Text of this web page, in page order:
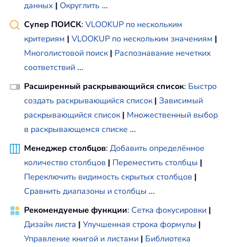
данных | Округлить ...
Супер ПОИСК: VLOOKUP по нескольким
критериям | VLOOKUP по нескольким значениям |
Многолистовой поиск | Распознавание нечетких
соответствий ...
Расширенный раскрывающийся список: Быстро
создать раскрывающийся список | Зависимый
раскрывающийся список | Множественный выбор
в раскрывающемся списке ...
Менеджер столбцов: Добавить определённое
количество столбцов | Переместить столбцы |
Переключить видимость скрытых столбцов |
Сравнить диапазоны и столбцы ...
Рекомендуемые функции: Сетка фокусировки |
Дизайн листа | Улучшенная строка формулы |
Управление книгой и листами | Библиотека